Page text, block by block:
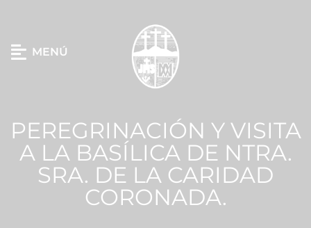
MENÚ
PEREGRINACIÓN Y VISITA
A LA BASÍLICA DE NTRA.
SRA. DE LA CARIDAD
CORONADA.